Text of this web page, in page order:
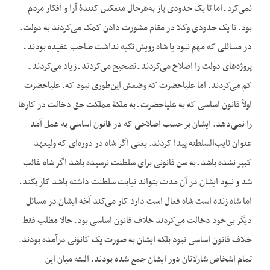
نمی‌کرد ـ اما تا یک حدودی باز به‌هرحال منعکس کنندۀ آرا و افکار مردم
بود. تا یک حدودی وکلا در مقام مشورت دادن کمک می‌کردند به دولت.
در مسائلی که مهم نبود یا شاه رویش تکیه نداشت صاحب عقیده بودند ـ
پروژه‌های دولت را اصلاح می‌کردند ـ تصحیح می‌کردند ـ زیاد می‌کردند ـ
کم می‌کردند. اما علیاحضرت که وضعش این‌طوری نبود که. علیاحضرت
اولاً قانون اساسی که به علیاحضرت ـ به ملکۀ مملکت حق دخالت در کارها
را نمی‌دهد. ایشان بر حسب اصلاحی که در قانون اساسی به عمل آمد
عنوان نایب‌السلطنه پیدا کردند. یعنی اگر شاه در دوره‌ای که ولی‏عهد
کبیر نشده باشد ـ به سن قانونی برای سلطنت نرسیده باشد اگر شاه غائب
شد و نبود ایشان در آن مدت بتواند نیابت سلطنت داشته باشد کار بکند.
اما شاه زنده است شاه فعال است دارد کار می‌کند آخه ایشان در مسائل
دیگر بی‌خود دخالت می‌کردند خلاف قانون اساسی بود. حالا مطلب فقط
خلاف قانون اساسی نبود بلکه ایشان به صورت یک کانونی درآمده بودند.
تمام اشخاص شارلاتان دور ایشان جمع شده بودند. البته میان این